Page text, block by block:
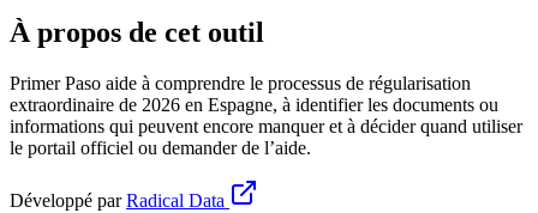
À propos de cet outil
Primer Paso aide à comprendre le processus de régularisation
extraordinaire de 2026 en Espagne, à identifier les documents ou
informations qui peuvent encore manquer et à décider quand utiliser
le portail officiel ou demander de l’aide.
Développé parRadical Data